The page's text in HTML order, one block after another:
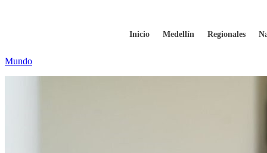
Inicio Medellín Regionales
Trump y Putin conversarán sobre el alto
Mundo